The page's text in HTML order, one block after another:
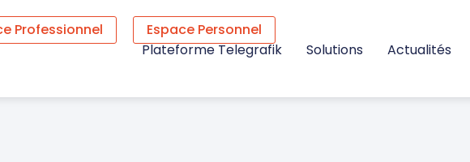
Professionnel
Espace Personnel
Plateforme Telegrafik
Solutions Actualités